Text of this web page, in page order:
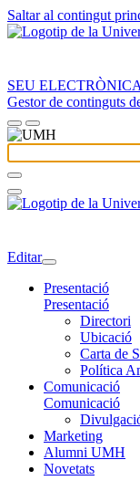
Saltar al contingut
SEU ELECTRÒNICA
Gestor de continguts
Editar
Presentació
Presentació
Directori
Ubicació
Carta de
Política
Comunicació
Comunicació
Marketing
Alumni UMH
Novetats